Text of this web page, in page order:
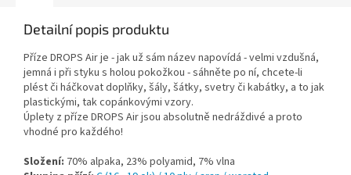
Detailní popis produktu
Příze DROPS Air je - jak už sám název napovídá - velmi vzdušná,
jemná i při styku s holou pokožkou - sáhněte po ní, chcete-li
plést či háčkovat doplňky, šály, šátky, svetry či kabátky, a to jak
plastickými, tak copánkovými vzory.
Úplety z příze DROPS Air jsou absolutně nedráždivé a proto
vhodné pro každého!
Složení: 70% alpaka, 23% polyamid, 7% vlna